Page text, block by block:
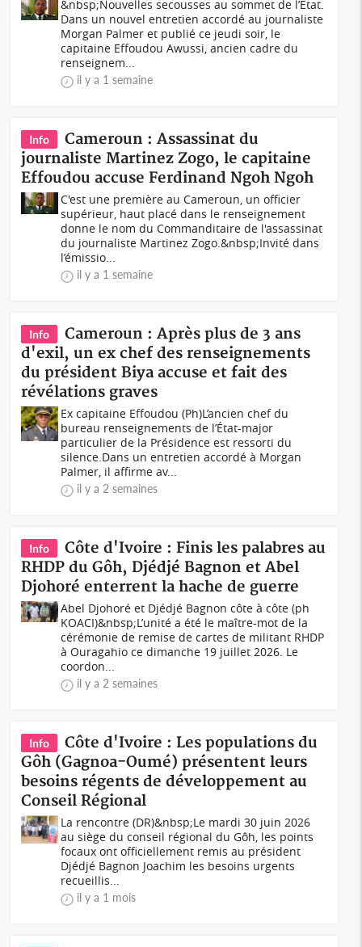
&nbsp;Nouvelles secousses au sommet de l’État.
Dans un nouvel entretien accordé au journaliste
Morgan Palmer et publié ce jeudi soir, le
capitaine Effoudou Awussi, ancien cadre du
renseignem...
il y a 1 semaine
Info
Cameroun : Assassinat du
journaliste Martinez Zogo, le capitaine
Effoudou accuse Ferdinand Ngoh Ngoh
C'est une première au Cameroun, un officier
supérieur, haut placé dans le renseignement
donne le nom du Commanditaire de l'assassinat
du journaliste Martinez Zogo.&nbsp;Invité dans
l’émissio...
il y a 1 semaine
Info
Cameroun : Après plus de 3 ans
d'exil, un ex chef des renseignements
du président Biya accuse et fait des
révélations graves
Ex capitaine Effoudou (Ph)L’ancien chef du
bureau renseignements de l’État-major
particulier de la Présidence est ressorti du
silence.Dans un entretien accordé à Morgan
Palmer, il affirme av...
il y a 2 semaines
Info
Côte d'Ivoire : Finis les palabres au
RHDP du Gôh, Djédjé Bagnon et Abel
Djohoré enterrent la hache de guerre
Abel Djohoré et Djédjé Bagnon côte à côte (ph
KOACI)&nbsp;L’unité a été le maître-mot de la
cérémonie de remise de cartes de militant RHDP
à Ouragahio ce dimanche 19 juillet 2026. Le
coordon...
il y a 2 semaines
Info
Côte d'Ivoire : Les populations du
Gôh (Gagnoa-Oumé) présentent leurs
besoins régents de développement au
Conseil Régional
La rencontre (DR)&nbsp;Le mardi 30 juin 2026
au siège du conseil régional du Gôh, les points
focaux ont officiellement remis au président
Djédjé Bagnon Joachim les besoins urgents
recueillis...
il y a 1 mois